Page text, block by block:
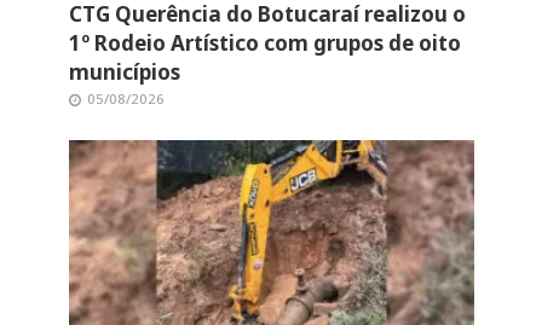
CTG Querência do Botucaraí realizou o
1º Rodeio Artístico com grupos de oito
municípios
05/08/2026